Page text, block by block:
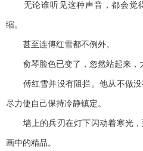
无论谁听见这种声音，都会觉
缩。
甚至连傅红雪都不例外。
俞琴脸色已变了，忽然站起来，
傅红雪并没有阻拦。他从不做没
尽力使自己保持冷静镇定。
墙上的兵刃在灯下闪动着寒光，
画中的精品。